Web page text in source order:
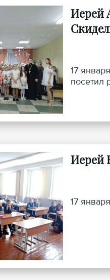
Иерей
17
посетил
Иерей
17